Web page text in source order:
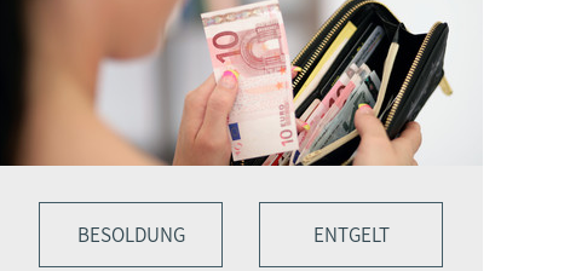
BESOLDUNG ENTGELT